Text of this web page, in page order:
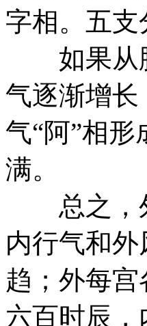
字相。五
如果从胚
气逐渐增
气“阿”相
满。
总之，外
内行气和
趋；外每
六百时辰